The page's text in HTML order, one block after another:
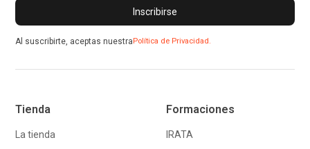
Al suscribirte, aceptas nuestra Política de Privacidad.
Tienda
La tienda
Formaciones
IRATA